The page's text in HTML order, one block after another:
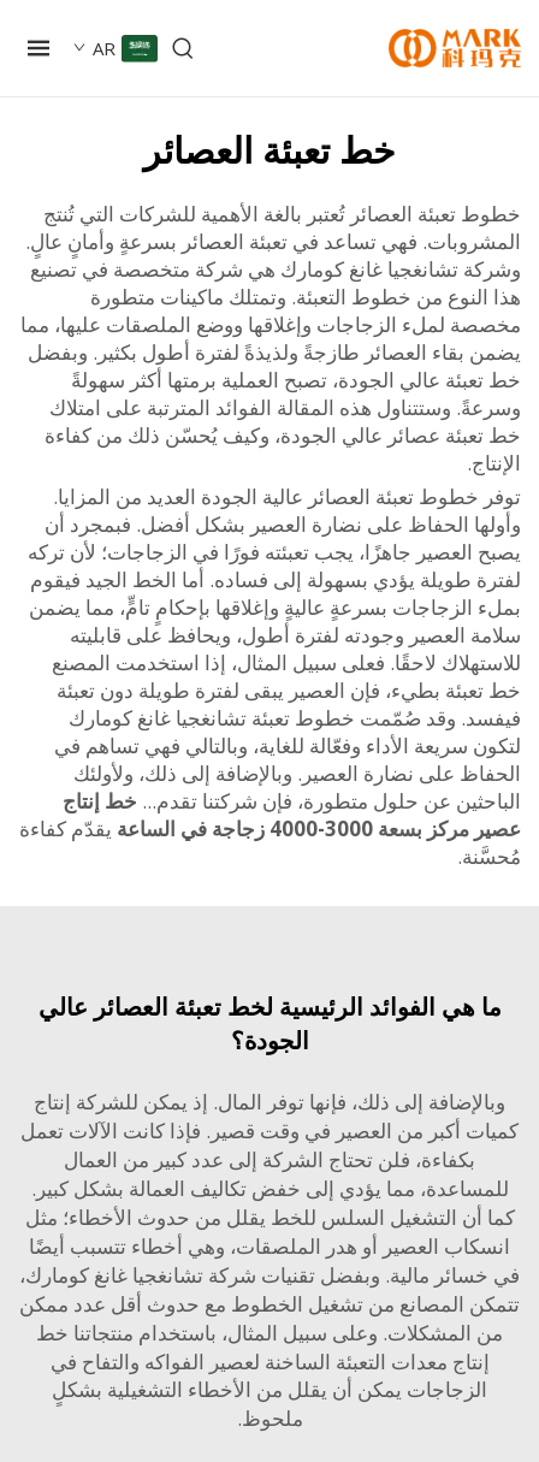
AR
خط تعبئة العصائر
تعبئة العصائر تُعتبر بالغة الأهمية للشركات التي تُنتج
فهي تساعد في تعبئة العصائر بسرعةٍ وأمانٍ عالٍ.
تشانغجيا غانغ كومارك هي شركة متخصصة في تصنيع
من خطوط التعبئة. وتمتلك ماكينات متطورة
لملء الزجاجات وإغلاقها ووضع الملصقات عليها، مما
بقاء العصائر طازجةً ولذيذةً لفترة أطول بكثير. وبفضل
عالي الجودة، تصبح العملية برمتها أكثر سهولةً
وستتناول هذه المقالة الفوائد المترتبة على امتلاك
عصائر عالي الجودة، وكيف يُحسّن ذلك من كفاءة
خطوط تعبئة العصائر عالية الجودة العديد من المزايا.
الحفاظ على نضارة العصير بشكل أفضل. فبمجرد أن
العصير جاهزًا، يجب تعبئته فورًا في الزجاجات؛ لأن تركه
طويلة يؤدي بسهولة إلى فساده. أما الخط الجيد فيقوم
الزجاجات بسرعةٍ عاليةٍ وإغلاقها بإحكامٍ تامٍّ، مما يضمن
العصير وجودته لفترة أطول، ويحافظ على قابليته
لاحقًا. فعلى سبيل المثال، إذا استخدمت المصنع
بطيء، فإن العصير يبقى لفترة طويلة دون تعبئة
وقد صُمّمت خطوط تعبئة تشانغجيا غانغ كومارك
سريعة الأداء وفعّالة للغاية، وبالتالي فهي تساهم في
على نضارة العصير. وبالإضافة إلى ذلك، ولأولئك
عن حلول متطورة، فإن شركتنا تقدم...خط إنتاج
3000-4000 زجاجة في الساعة
يقدّم كفاءة
هي الفوائد الرئيسية لخط تعبئة العصائر عالي
الجودة؟
إلى ذلك، فإنها توفر المال. إذ يمكن للشركة إنتاج
أكبر من العصير في وقت قصير. فإذا كانت الآلات تعمل
بكفاءة، فلن تحتاج الشركة إلى عدد كبير من العمال
مما يؤدي إلى خفض تكاليف العمالة بشكل كبير.
أن التشغيل السلس للخط يقلل من حدوث الأخطاء؛ مثل
العصير أو هدر الملصقات، وهي أخطاء تتسبب أيضًا
مالية. وبفضل تقنيات شركة تشانغجيا غانغ كومارك،
المصانع من تشغيل الخطوط مع حدوث أقل عدد ممكن
المشكلات. وعلى سبيل المثال، باستخدام منتجاتناخط
معدات التعبئة الساخنة لعصير الفواكه والتفاح في
الزجاجاتيمكن أن يقلل من الأخطاء التشغيلية بشكلٍ
ملحوظ.